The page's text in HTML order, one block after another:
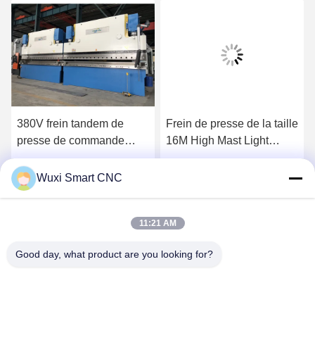
380V frein tandem de
presse de commande
numérique par ordinateur
de 3 phases pour
l'éclairage Polonais
Obtenez le meilleur prix
Frein de presse de la taille
16M High Mast Light
Polonais de Q235A
Obtenez le meilleur prix
Wuxi Smart CNC
11:21 AM
Good day, what product are you looking for?